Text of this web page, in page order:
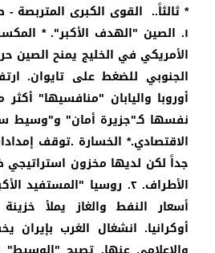
* ثالثاً.. القوى الكبرى المتربصة
١. الصين "الهدف الأكبر". *
الأمريكي في الخليج يمنح الصين
الجنوبي للضغط على تايوان.
أوروبا واليابان "منافسيها"
نفسها كـ"جزيرة أمان" و"وسيط
الاقتصادي.* الخسارة .توقف
جداً لكن لديها مخزون
الأطراف. ٢. روسيا
أسعار النفط والغاز يملأ
أوكرانيا. انشغال الغرب